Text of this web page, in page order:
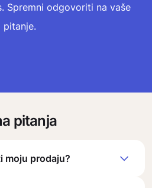
Spremni odgovoriti na vaše
pitanje.
pitanja
moju prodaju?